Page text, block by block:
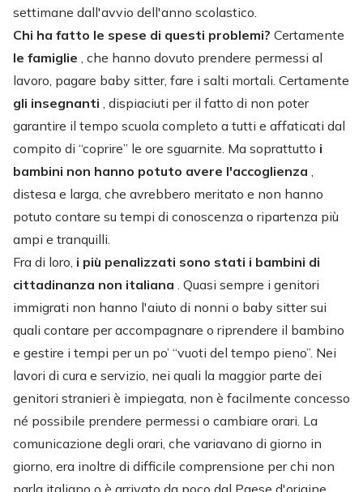
settimane dall'avvio dell'anno scolastico.
Chi ha fatto le spese di questi problemi? Certamente
le famiglie , che hanno dovuto prendere permessi al
lavoro, pagare baby sitter, fare i salti mortali. Certamente
gli insegnanti , dispiaciuti per il fatto di non poter
garantire il tempo scuola completo a tutti e affaticati dal
compito di “coprire” le ore sguarnite. Ma soprattutto i
bambini non hanno potuto avere l'accoglienza ,
distesa e larga, che avrebbero meritato e non hanno
potuto contare su tempi di conoscenza o ripartenza più
ampi e tranquilli.
Fra di loro, i più penalizzati sono stati i bambini di
cittadinanza non italiana . Quasi sempre i genitori
immigrati non hanno l'aiuto di nonni o baby sitter sui
quali contare per accompagnare o riprendere il bambino
e gestire i tempi per un po’ “vuoti del tempo pieno”. Nei
lavori di cura e servizio, nei quali la maggior parte dei
genitori stranieri è impiegata, non è facilmente concesso
né possibile prendere permessi o cambiare orari. La
comunicazione degli orari, che variavano di giorno in
giorno, era inoltre di difficile comprensione per chi non